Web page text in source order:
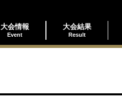
大会情報
Event
大会結果
Result